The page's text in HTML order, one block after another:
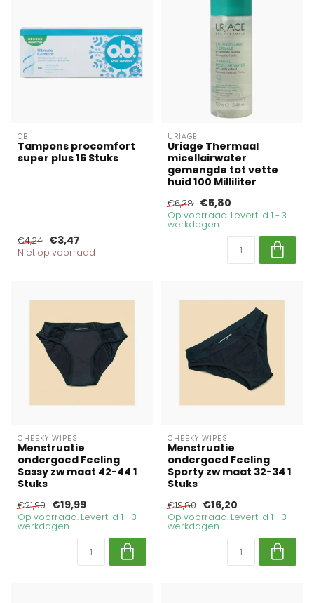
OB
Tampons procomfort
super plus 16 Stuks
€4,24 €3,47
Niet op voorraad
URIAGE
Uriage Thermaal
micellairwater
gemengde tot vette
huid 100 Milliliter
€6,38 €5,80
Op voorraad. Levertijd 1 - 3
werkdagen
CHEEKY WIPES
Menstruatie
ondergoed Feeling
Sassy zw maat 42-44 1
Stuks
€21,99 €19,99
Op voorraad. Levertijd 1 - 3
werkdagen
CHEEKY WIPES
Menstruatie
ondergoed Feeling
Sporty zw maat 32-34 1
Stuks
€19,80 €16,20
Op voorraad. Levertijd 1 - 3
werkdagen